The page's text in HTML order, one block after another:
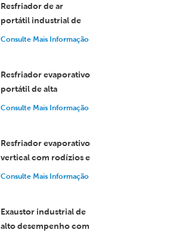
Resfriador de ar
portátil industrial de
18.000 m³/h com
grandes espaços.
Consulte Mais Informação
Resfriador evaporativo
portátil de alta
eficiência com
remoto.
Consulte Mais Informação
Resfriador evaporativo
vertical com rodízios e
controle remoto, com
Consulte Mais Informação
Exaustor industrial de
alto desempenho com